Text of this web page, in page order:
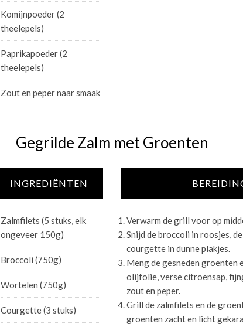
Komijnpoeder (2
theelepels)
Paprikapoeder (2
theelepels)
Zout en peper naar smaak
Gegrilde Zalm met Groenten
INGREDIËNTEN
Zalmfilets (5 stuks, elk
ongeveer 150g)
Broccoli (750g)
Wortelen (750g)
Courgette (3 stuks)
Verwarm de grill voor op
Snijd de broccoli in roosjes,
courgette in dunne plakjes.
Meng de gesneden groenten
olijfolie, verse citroensap,
zout en peper.
Grill de zalmfilets en de
groenten zacht en licht